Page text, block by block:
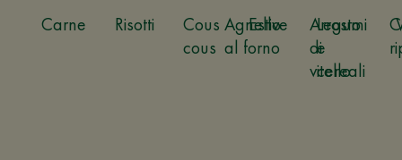
Carne Risotti
Cous
cous
Estive
Legumi
e
cereali
Agnello
al forno
Arrosto
di
vitello